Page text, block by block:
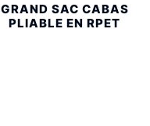
GRAND SAC CABAS
PLIABLE EN RPET